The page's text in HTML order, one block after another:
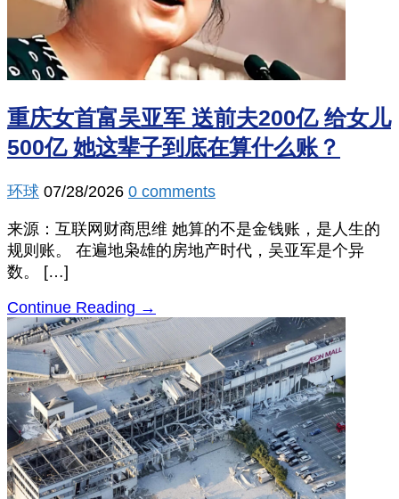
重庆女首富吴亚军 送前夫200亿 给女儿
500亿 她这辈子到底在算什么账？
环球 07/28/2026 0 comments
来源：互联网财商思维 她算的不是金钱账，是人生的
规则账。 在遍地枭雄的房地产时代，吴亚军是个异
数。 […]
Continue Reading →